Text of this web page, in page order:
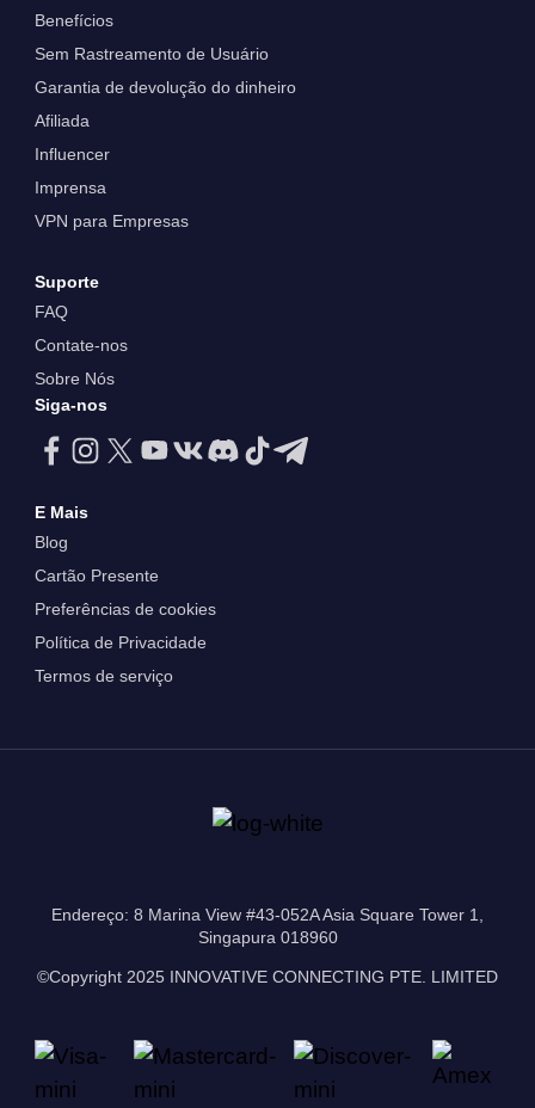
Benefícios
Sem Rastreamento de Usuário
Garantia de devolução do dinheiro
Afiliada
Influencer
Imprensa
VPN para Empresas
Suporte
FAQ
Contate-nos
Sobre Nós
Siga-nos
E Mais
Blog
Cartão Presente
Preferências de cookies
Política de Privacidade
Termos de serviço
Endereço: 8 Marina View #43-052A Asia Square Tower 1,
Singapura 018960
©Copyright 2025 INNOVATIVE CONNECTING PTE. LIMITED